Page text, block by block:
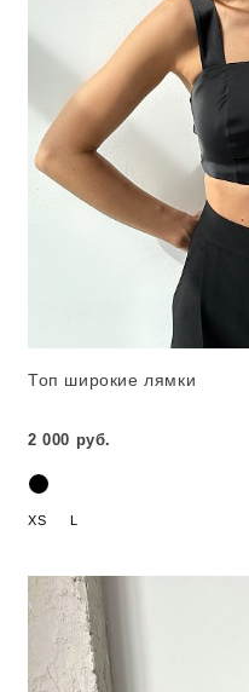
Топ широкие лямки
2 000 руб.
XS L